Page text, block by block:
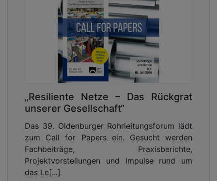
„Resiliente Netze – Das Rückgrat
unserer Gesellschaft“
Das 39. Oldenburger Rohrleitungsforum lädt
zum Call for Papers ein. Gesucht werden
Fachbeiträge, Praxisberichte,
Projektvorstellungen und Impulse rund um
das Le[...]